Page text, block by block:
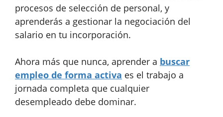
procesos de selección de personal, y
aprenderás a gestionar la negociación del
salario en tu incorporación.
Ahora más que nunca, aprender a buscar
empleo de forma activa es el trabajo a
jornada completa que cualquier
desempleado debe dominar.